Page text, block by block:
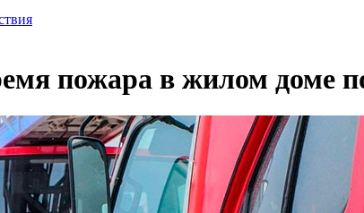
пожара в жилом доме